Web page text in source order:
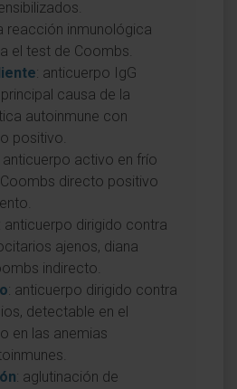
reacción inmunológica
el test de Coombs.
: anticuerpo IgG
causa de la
autoinmune con
positivo.
anticuerpo activo en frío
directo positivo
: anticuerpo dirigido contra
ajenos, diana
indirecto.
: anticuerpo dirigido contra
detectable en el
en las anemias
: aglutinación de